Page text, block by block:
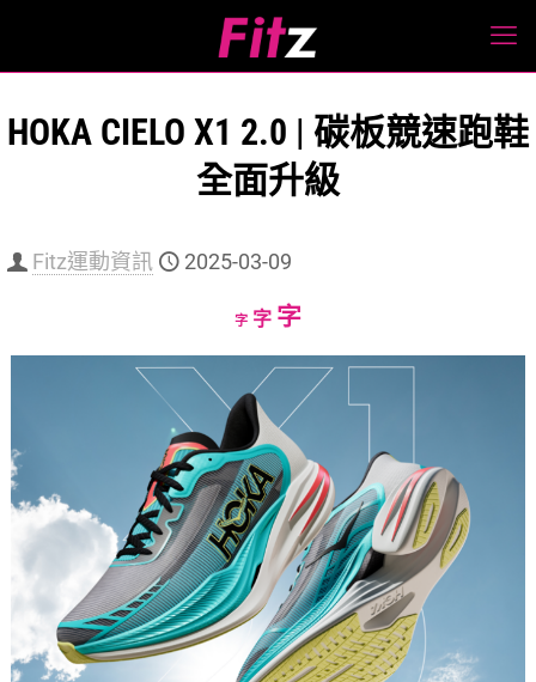
HOKA CIELO X1 2.0 | 碳板競速跑鞋
全面升級
Fitz運動資訊 2025-03-09
字Decrease
size.
字Reset
size.
字Increase
size.